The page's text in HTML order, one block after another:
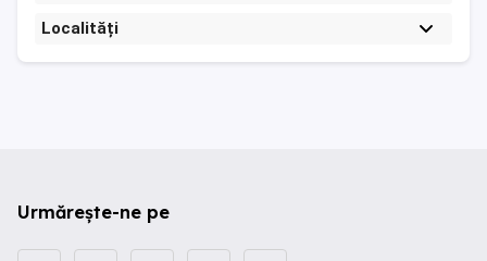
Localități
Urmărește-ne pe